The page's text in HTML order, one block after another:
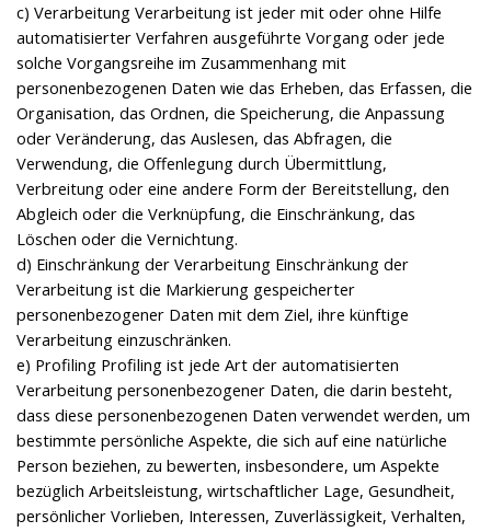
c) Verarbeitung Verarbeitung ist jeder mit oder ohne Hilfe
automatisierter Verfahren ausgeführte Vorgang oder jede
solche Vorgangsreihe im Zusammenhang mit
personenbezogenen Daten wie das Erheben, das Erfassen, die
Organisation, das Ordnen, die Speicherung, die Anpassung
oder Veränderung, das Auslesen, das Abfragen, die
Verwendung, die Offenlegung durch Übermittlung,
Verbreitung oder eine andere Form der Bereitstellung, den
Abgleich oder die Verknüpfung, die Einschränkung, das
Löschen oder die Vernichtung.
d) Einschränkung der Verarbeitung Einschränkung der
Verarbeitung ist die Markierung gespeicherter
personenbezogener Daten mit dem Ziel, ihre künftige
Verarbeitung einzuschränken.
e) Profiling Profiling ist jede Art der automatisierten
Verarbeitung personenbezogener Daten, die darin besteht,
dass diese personenbezogenen Daten verwendet werden, um
bestimmte persönliche Aspekte, die sich auf eine natürliche
Person beziehen, zu bewerten, insbesondere, um Aspekte
bezüglich Arbeitsleistung, wirtschaftlicher Lage, Gesundheit,
persönlicher Vorlieben, Interessen, Zuverlässigkeit, Verhalten,